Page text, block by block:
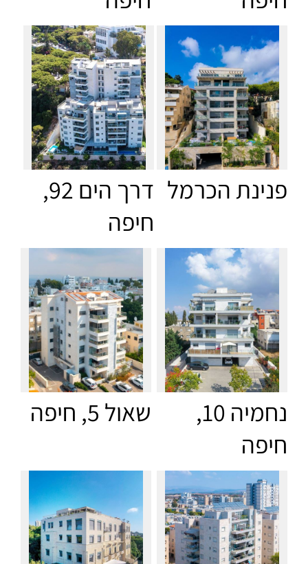
פנינת הכרמל
דרך הים 92,
חיפה
נחמיה 10,
חיפה
שאול 5, חיפה